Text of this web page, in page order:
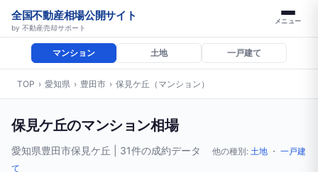
全国不動産相場公開サイト
by 不動産売却サポート
メニュー
マンション 土地 一戸建て
TOP › 愛知県 › 豊田市 › 保見ケ丘（マンション）
保見ケ丘のマンション相場
愛知県豊田市保見ケ丘 | 31件の成約データ 他の種別: 土地 ・ 一戸建
て